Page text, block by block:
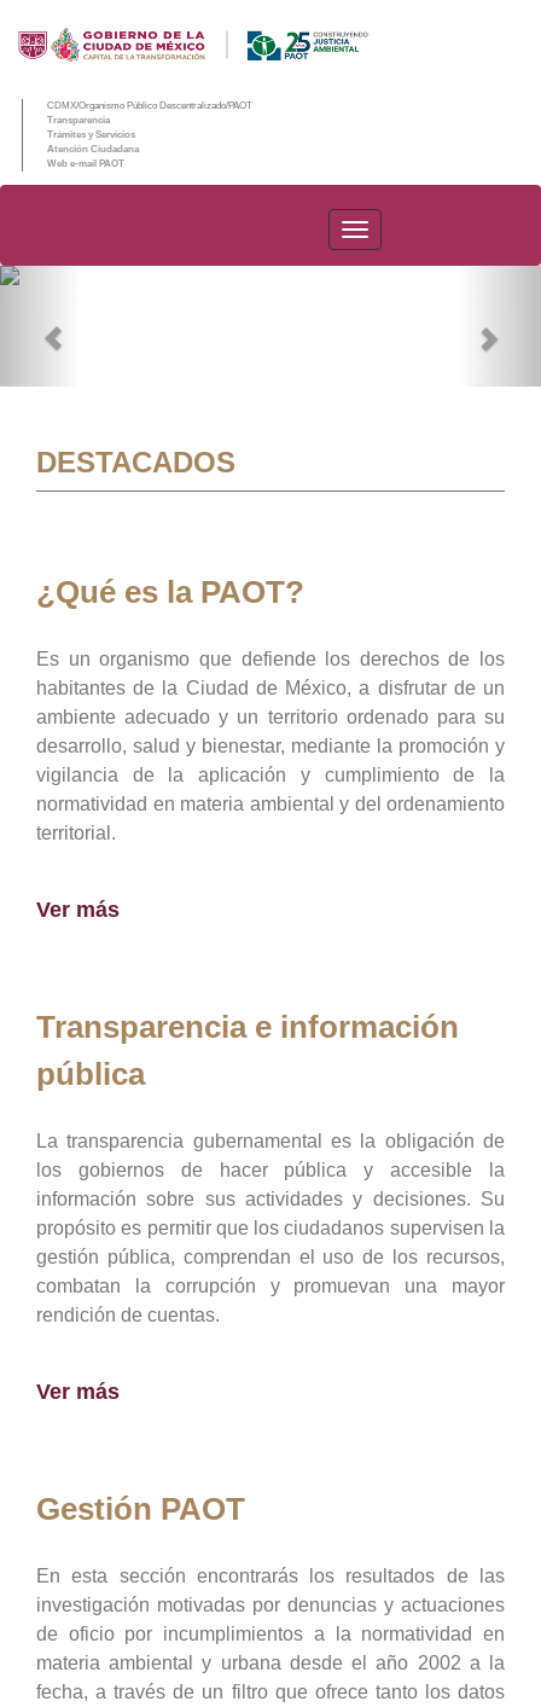
CDMX/Organismo Público Descentralizado/PAOT
Transparencia
Trámites y Servicios
Atención Ciudadana
Web e-mail PAOT
PAOT
DESTACADOS
¿Qué es la PAOT?
Es un organismo que defiende los derechos de los
habitantes de la Ciudad de México, a disfrutar de un
ambiente adecuado y un territorio ordenado para su
desarrollo, salud y bienestar, mediante la promoción y
vigilancia de la aplicación y cumplimiento de la
normatividad en materia ambiental y del ordenamiento
territorial.
Ver más
Transparencia e información
pública
La transparencia gubernamental es la obligación de
los gobiernos de hacer pública y accesible la
información sobre sus actividades y decisiones. Su
propósito es permitir que los ciudadanos supervisen la
gestión pública, comprendan el uso de los recursos,
combatan la corrupción y promuevan una mayor
rendición de cuentas.
Ver más
Gestión PAOT
En esta sección encontrarás los resultados de las
investigación motivadas por denuncias y actuaciones
de oficio por incumplimientos a la normatividad en
materia ambiental y urbana desde el año 2002 a la
fecha, a través de un filtro que ofrece tanto los datos